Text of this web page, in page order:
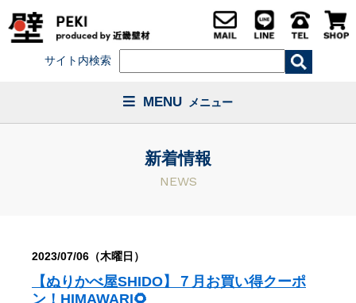
サイト内検索
MENU メニュー
新着情報
NEWS
2023/07/06（木曜日）
【ぬりかべ屋SHIDO】７月お買い得クーポ
ン！HIMAWARI🌻